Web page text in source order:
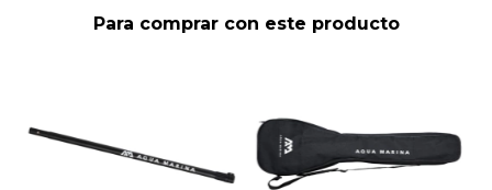
Para comprar con este producto